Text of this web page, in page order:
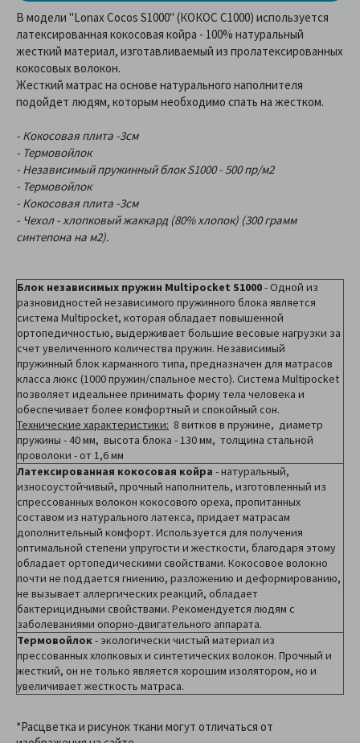
В модели "Lonax Cocos S1000" (КОКОС С1000) используется
латексированная кокосовая койра - 100% натуральный
жесткий материал, изготавливаемый из пролатексированных
кокосовых волокон.
Жесткий матрас на основе натурального наполнителя
подойдет людям, которым необходимо спать на жестком.
- Кокосовая плита -3см
- Термовойлок
- Независимый пружинный блок S1000 - 500 пр/м2
- Термовойлок
- Кокосовая плита -3см
- Чехол - хлопковый жаккард (80% хлопок) (300 грамм
синтепона на м2).
Блок независимых пружин Multipocket S1000- Одной из
разновидностей независимого пружинного блока является
система Multipocket, которая обладает повышенной
ортопедичностью, выдерживает большие весовые нагрузки за
счет увеличенного количества пружин. Независимый
пружинный блок карманного типа, предназначен для матрасов
класса люкс (1000 пружин/спальное место). Система Multipocket
позволяет идеальнее принимать форму тела человека и
обеспечивает более комфортный и спокойный сон.
Технические характеристики: 8 витков в пружине, диаметр
пружины - 40 мм, высота блока - 130 мм, толщина стальной
проволоки - от 1,6 мм
Латексированная кокосовая койра - натуральный,
износоустойчивый, прочный наполнитель, изготовленный из
спрессованных волокон кокосового ореха, пропитанных
составом из натурального латекса, придает матрасам
дополнительный комфорт. Используется для получения
оптимальной степени упругости и жесткости, благодаря этому
обладает ортопедическими свойствами. Кокосовое волокно
почти не поддается гниению, разложению и деформированию,
не вызывает аллергических реакций, обладает
бактерицидными свойствами. Рекомендуется людям с
заболеваниями опорно-двигательного аппарата.
Термовойлок- экологически чистый материал из
прессованных хлопковых и синтетических волокон. Прочный и
жесткий, он не только является хорошим изолятором, но и
увеличивает жесткость матраса.
*Расцветка и рисунок ткани могут отличаться от